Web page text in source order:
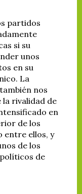
partidos
si su
unos
en su
La
nos
rivalidad de
en
de los
entre ellos, y
de los
de